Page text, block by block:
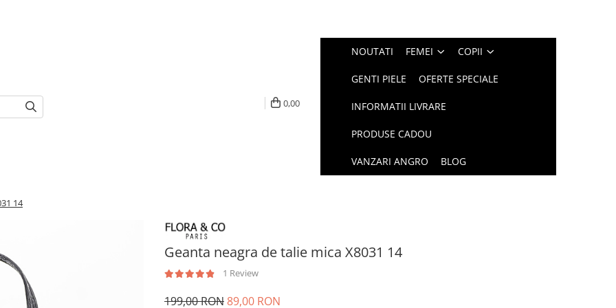
0,00
NOUTATI FEMEI COPII
GENTI PIELE OFERTE SPECIALE
INFORMATII LIVRARE
PRODUSE CADOU
VANZARI ANGRO BLOG
14
Geanta neagra de talie mica X8031 14
1 Review
199,00 RON89,00 RON